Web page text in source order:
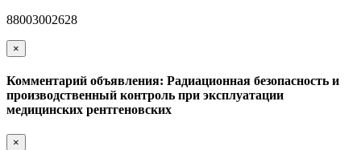
88003002628
×
Комментарий объявления: Радиационная безопасность и
производственный контроль при эксплуатации
медицинских рентгеновских
×